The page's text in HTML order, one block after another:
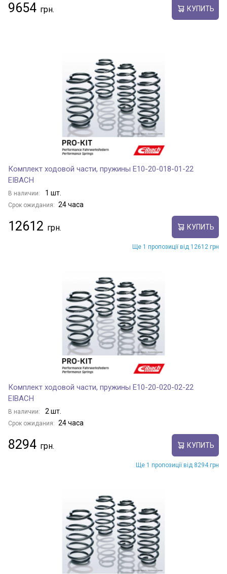
9654 КУПИТЬ
Комплект ходовой части, пружины E10-20-018-01-22
EIBACH
В наличии: 1 шт.
Срок ожидания: 24 часа
12612 КУПИТЬ
Ще 1 пропозиції від 12612 грн
Комплект ходовой части, пружины E10-20-020-02-22
EIBACH
В наличии: 2 шт.
Срок ожидания: 24 часа
8294 КУПИТЬ
Ще 1 пропозиції від 8294 грн